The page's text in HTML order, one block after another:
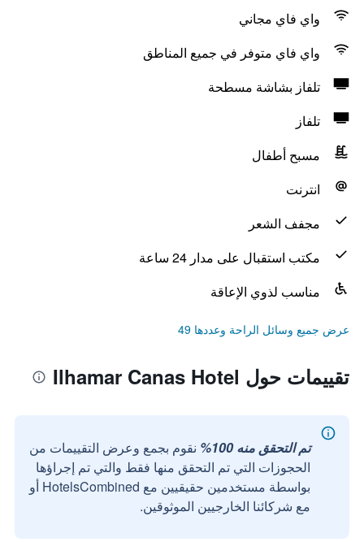
واي فاي مجاني
واي فاي متوفر في جميع المناطق
تلفاز بشاشة مسطحة
تلفاز
مسبح أطفال
انترنت
مجفف الشعر
مكتب استقبال على مدار 24 ساعة
مناسب لذوي الإعاقة
عرض جميع وسائل الراحة وعددها 49
تقييمات حول Ilhamar Canas Hotel
تم التحقق منه 100%
نقوم بجمع وعرض التقييمات من
الحجوزات التي تم التحقق منها فقط والتي تم إجراؤها
بواسطة مستخدمين حقيقيين مع HotelsCombined أو
مع شركائنا الخارجيين الموثوقين.